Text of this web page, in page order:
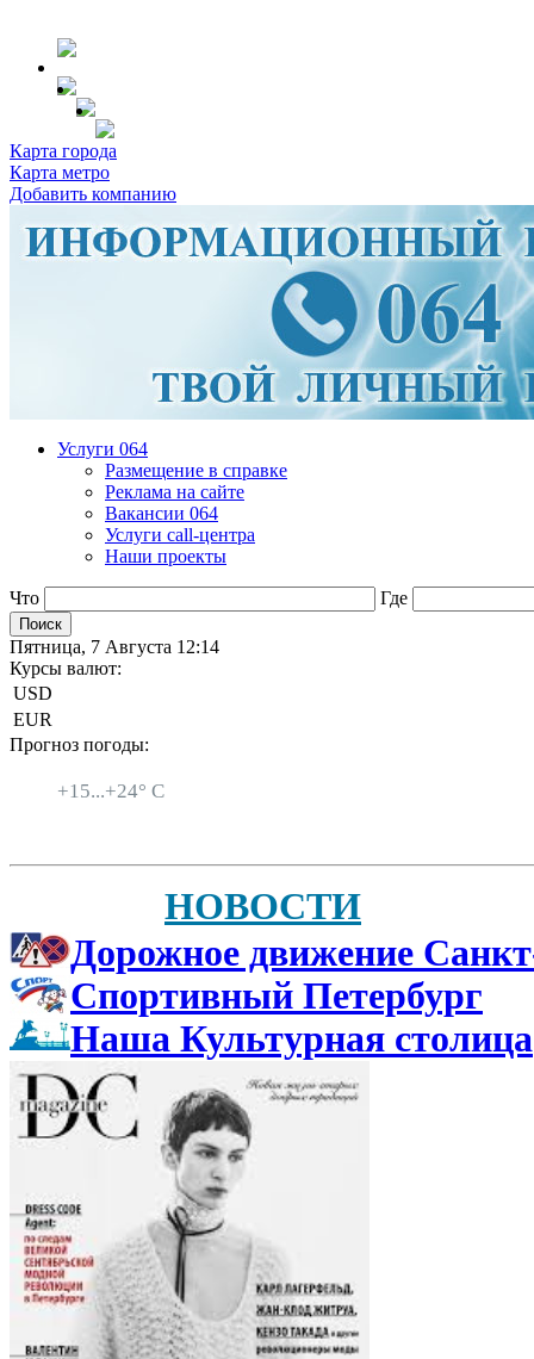
Карта города
Карта метро
Добавить компанию
Услуги 064
Размещение в справке
Реклама на сайте
Вакансии 064
Услуги call-центра
Наши проекты
Что Где
Пятница, 7 Августа 12:14
Курсы валют:
USD
EUR
Прогноз погоды:
+15...+24° C
НОВОСТИ
Дорожное движение
Спортивный Петербург
Наша Культурная столица